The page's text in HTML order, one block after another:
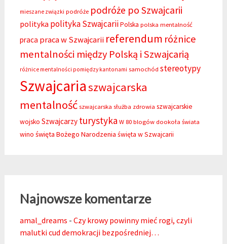
mieszane związki podróże podróże po Szwajcarii
polityka polityka SzwajcariiPolska polska mentalność
praca praca w Szwajcarii referendum różnice
mentalności między Polską i Szwajcarią
różnice mentalności pomiędzy kantonami samochód stereotypy
Szwajcariaszwajcarska
mentalność szwajcarska służba zdrowia szwajcarskie
wojsko Szwajcarzy turystyka W 80 blogów dookoła świata
wino święta Bożego Narodzenia święta w Szwajcarii
Najnowsze komentarze
amal_dreams - Czy krowy powinny mieć rogi, czyli
malutki cud demokracji bezpośredniej…